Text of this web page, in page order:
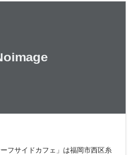
ーフサイドカフェ」は福岡市西区糸